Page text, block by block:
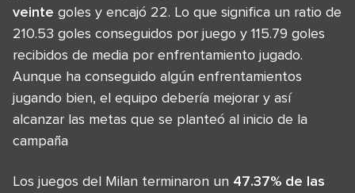
veinte goles y encajó 22. Lo que significa un ratio de
210.53 goles conseguidos por juego y 115.79 goles
recibidos de media por enfrentamiento jugado.
Aunque ha conseguido algún enfrentamientos
jugando bien, el equipo debería mejorar y así
alcanzar las metas que se planteó al inicio de la
campaña
Los juegos del Milan terminaron un 47.37% de las